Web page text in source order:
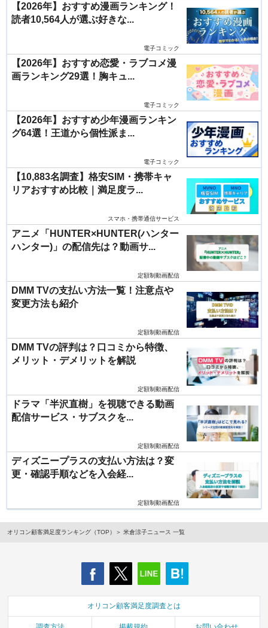
【2026年】おすすめ漫画ランキング！
読者10,564人が選ぶ好きな...
電子コミック
【2026年】おすすめ恋愛・ラブコメ漫
画ランキング29選！胸キュ...
電子コミック
【2026年】おすすめ少年漫画ランキン
グ64選！王道から個性派ま...
電子コミック
【10,883名調査】格安SIM・携帯キャ
リアおすすめ比較｜満足度ラ...
スマホ・携帯通信サービス
アニメ「HUNTER×HUNTER(ハンター
ハンター)」の配信先は？動画サ...
定額制動画配信
DMM TVの支払い方法一覧！注意点や
変更方法も紹介
定額制動画配信
DMM TVの評判は？口コミから特徴、
メリット・デメリットを解説
定額制動画配信
ドラマ「半沢直樹」を視聴できる動画
配信サービス・サブスクを...
定額制動画配信
ディズニープラスの支払い方法は？変
更・確認手順などを入会経...
定額制動画配信
オリコン顧客満足度ランキング（TOP） 米倉涼子ニュース 一覧
オリコン顧客満足度調査とは